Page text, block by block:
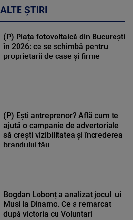
ALTE ȘTIRI
(P) Piața fotovoltaică din București
în 2026: ce se schimbă pentru
proprietarii de case și firme
(P) Ești antreprenor? Află cum te
ajută o campanie de advertoriale
să crești vizibilitatea și încrederea
brandului tău
Bogdan Lobonț a analizat jocul lui
Musi la Dinamo. Ce a remarcat
după victoria cu Voluntari